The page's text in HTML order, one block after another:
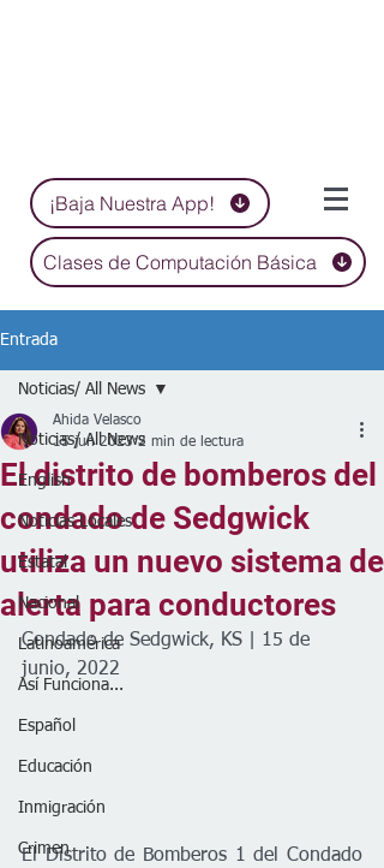
¡Baja Nuestra App!
Clases de Computación Básica
Entrada
Noticias/ All News
English
Noticias Locales
Estatal
Nacional
Latinoamérica
Así Funciona...
Español
Educación
Inmigración
Crimen
Noticias/ All News
El distrito de bomberos del
condado de Sedgwick
utiliza un nuevo sistema de
alerta para conductores
Ahida Velasco
15 jun 2023 2 min de lectura
Condado de Sedgwick, KS | 15 de
junio, 2022
El Distrito de Bomberos 1 del Condado